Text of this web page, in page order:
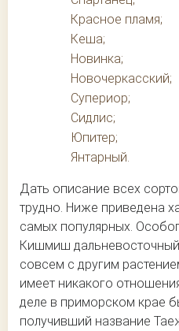
Красное пламя;
Кеша;
Новинка;
Новочеркасский;
Супериор;
Сидлис;
Юпитер;
Янтарный.
Дать описание всех
трудно. Ниже приведена
самых популярных.
Кишмиш
совсем с другим
имеет никакого
деле в приморском крае
получивший название